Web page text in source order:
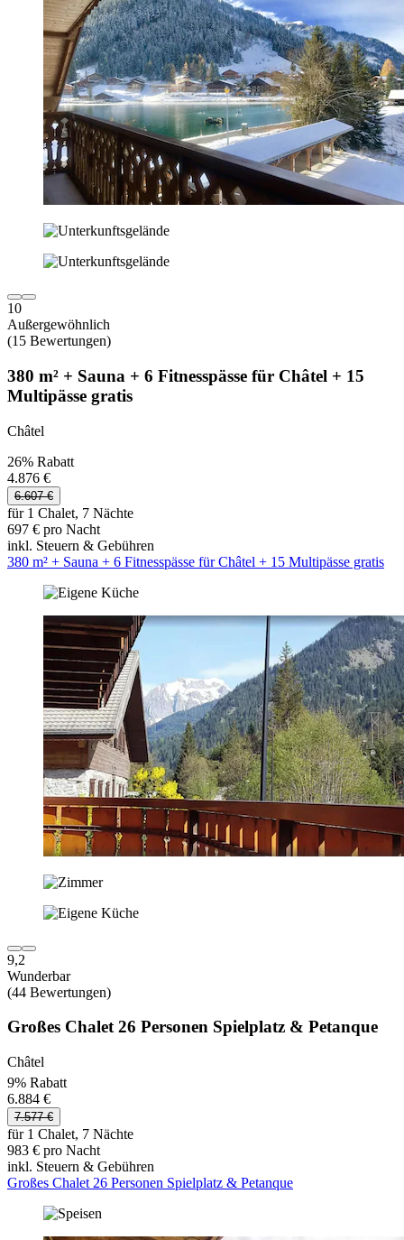
10
Außergewöhnlich
(15 Bewertungen)
380 m² + Sauna + 6 Fitnesspässe für Châtel + 15
Multipässe gratis
Châtel
26% Rabatt
4.876 €
6.607 €
für 1 Chalet, 7 Nächte
697 € pro Nacht
inkl. Steuern & Gebühren
380 m² + Sauna + 6 Fitnesspässe für Châtel + 15 Multipässe gratis
9,2
Wunderbar
(44 Bewertungen)
Großes Chalet 26 Personen Spielplatz & Petanque
Châtel
9% Rabatt
6.884 €
7.577 €
für 1 Chalet, 7 Nächte
983 € pro Nacht
inkl. Steuern & Gebühren
Großes Chalet 26 Personen Spielplatz & Petanque